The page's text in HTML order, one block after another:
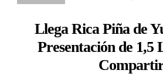
Llega Rica Piña de
Presentación de 1,5